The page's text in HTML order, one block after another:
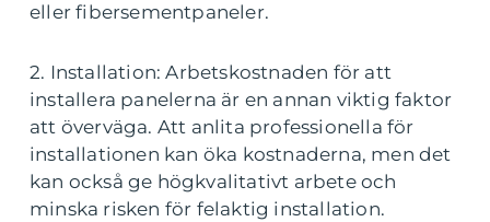
eller fibersementpaneler.
2. Installation: Arbetskostnaden för att
installera panelerna är en annan viktig faktor
att överväga. Att anlita professionella för
installationen kan öka kostnaderna, men det
kan också ge högkvalitativt arbete och
minska risken för felaktig installation.